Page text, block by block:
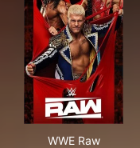
WWE Raw